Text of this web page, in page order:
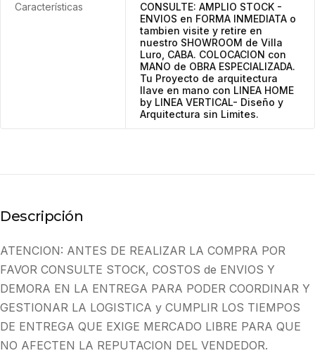
Características
CONSULTE: AMPLIO STOCK -
ENVIOS en FORMA INMEDIATA o
tambien visite y retire en
nuestro SHOWROOM de Villa
Luro, CABA. COLOCACION con
MANO de OBRA ESPECIALIZADA.
Tu Proyecto de arquitectura
llave en mano con LINEA HOME
by LINEA VERTICAL- Diseño y
Arquitectura sin Limites.
Descripción
ATENCION: ANTES DE REALIZAR LA COMPRA POR
FAVOR CONSULTE STOCK, COSTOS de ENVIOS Y
DEMORA EN LA ENTREGA PARA PODER COORDINAR Y
GESTIONAR LA LOGISTICA y CUMPLIR LOS TIEMPOS
DE ENTREGA QUE EXIGE MERCADO LIBRE PARA QUE
NO AFECTEN LA REPUTACION DEL VENDEDOR.